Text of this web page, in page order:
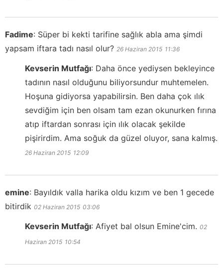
Fadime: Süper bi kekti tarifine sağlık abla ama şimdi
yapsam iftara tadı nasıl olur? 26 Haziran 2015 11:36
Kevserin Mutfağı: Daha önce yediysen bekleyince
tadının nasıl olduğunu biliyorsundur muhtemelen.
Hoşuna gidiyorsa yapabilirsin. Ben daha çok ılık
sevdiğim için ben olsam tam ezan okunurken fırına
atıp iftardan sonrası için ılık olacak şekilde
pişirirdim. Ama soğuk da güzel oluyor, sana kalmış.
26 Haziran 2015 12:09
emine: Bayıldık valla harika oldu kızım ve ben 1 gecede
bitirdik 02 Haziran 2015 03:06
Kevserin Mutfağı: Afiyet bal olsun Emine'cim. 02
Haziran 2015 10:54